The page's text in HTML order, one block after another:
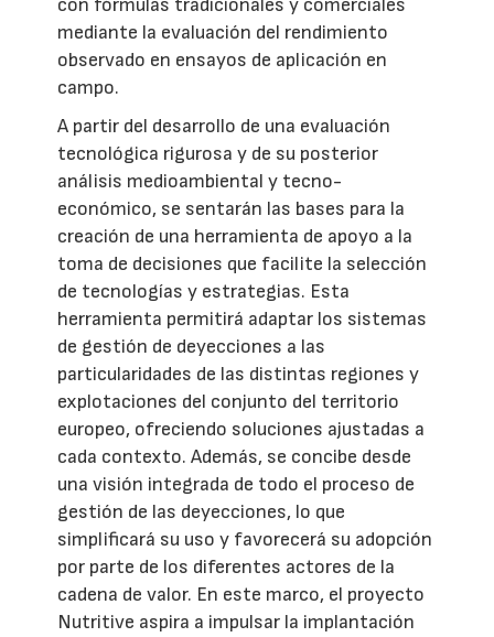
con fórmulas tradicionales y comerciales
mediante la evaluación del rendimiento
observado en ensayos de aplicación en
campo.
A partir del desarrollo de una evaluación
tecnológica rigurosa y de su posterior
análisis medioambiental y tecno-
económico, se sentarán las bases para la
creación de una herramienta de apoyo a la
toma de decisiones que facilite la selección
de tecnologías y estrategias. Esta
herramienta permitirá adaptar los sistemas
de gestión de deyecciones a las
particularidades de las distintas regiones y
explotaciones del conjunto del territorio
europeo, ofreciendo soluciones ajustadas a
cada contexto. Además, se concibe desde
una visión integrada de todo el proceso de
gestión de las deyecciones, lo que
simplificará su uso y favorecerá su adopción
por parte de los diferentes actores de la
cadena de valor. En este marco, el proyecto
Nutritive aspira a impulsar la implantación